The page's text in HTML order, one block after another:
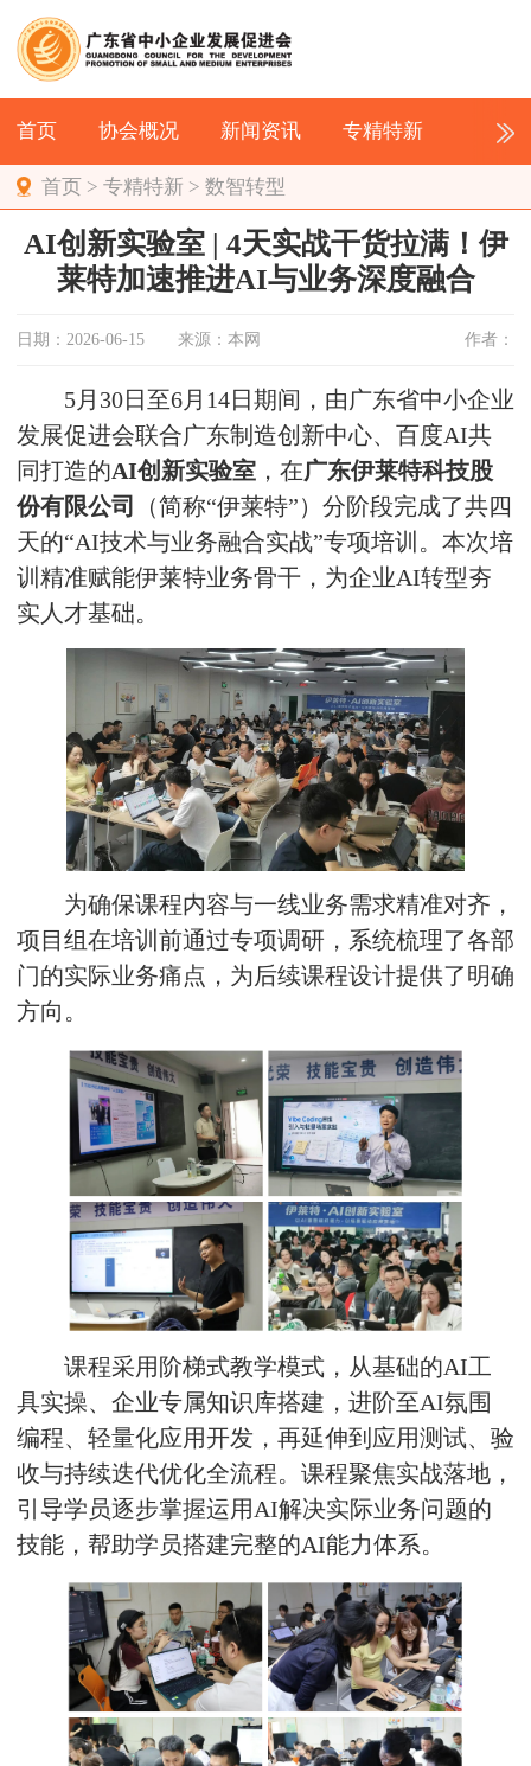
首页 协会概况 新闻资讯 专精特新
首页 > 专精特新 > 数智转型
AI创新实验室 | 4天实战干货拉满！伊
莱特加速推进AI与业务深度融合
日期：2026-06-15 来源：本网 作者：
5月30日至6月14日期间，由广东省中小企业
发展促进会联合广东制造创新中心、百度AI共
同打造的AI创新实验室 ，在广东伊莱特科技股
份有限公司
（简称“伊莱特”）分阶段完成了共四
天的“AI技术与业务融合实战”专项培训。本次培
训精准赋能伊莱特业务骨干，为企业AI转型夯
实人才基础。
为确保课程内容与一线业务需求精准对齐，
项目组在培训前通过专项调研，系统梳理了各部
门的实际业务痛点，为后续课程设计提供了明确
方向。
课程采用阶梯式教学模式，从基础的AI工
具实操、企业专属知识库搭建，进阶至AI氛围
编程、轻量化应用开发，再延伸到应用测试、验
收与持续迭代优化全流程。课程聚焦实战落地，
引导学员逐步掌握运用AI解决实际业务问题的
技能，帮助学员搭建完整的AI能力体系。